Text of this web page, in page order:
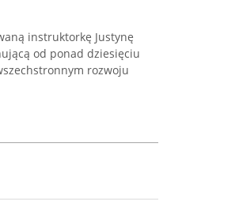
instruktorkę Justynę
od ponad dziesięciu
rozwoju